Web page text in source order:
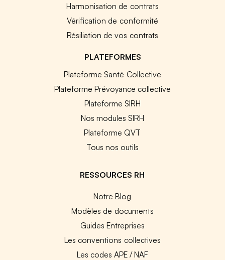
Harmonisation de contrats
Vérification de conformité
Résiliation de vos contrats
PLATEFORMES
Plateforme Santé Collective
Plateforme Prévoyance collective
Plateforme SIRH
Nos modules SIRH
Plateforme QVT
Tous nos outils
RESSOURCES RH
Notre Blog
Modèles de documents
Guides Entreprises
Les conventions collectives
Les codes APE / NAF